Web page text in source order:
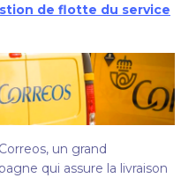
de flotte du service
un grand
qui assure la livraison